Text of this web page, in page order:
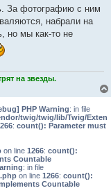
За фотографию с ним
набрали на
но мы как-то не
на звезды.
PHP Warning: in file
twig/twig/lib/Twig/Exten
: count(): Parameter must
on line 1266: count():
Countable
: in file
on line 1266: count():
Countable